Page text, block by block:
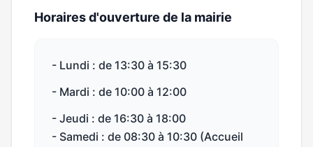
Horaires d'ouverture de la mairie
- Lundi : de 13:30 à 15:30
- Mardi : de 10:00 à 12:00
- Jeudi : de 16:30 à 18:00
- Samedi : de 08:30 à 10:30 (Accueil